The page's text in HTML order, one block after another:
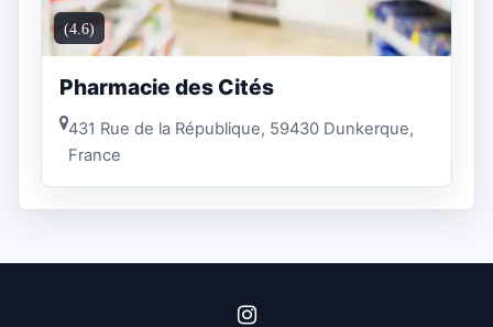
(4.6)
Pharmacie des Cités
431 Rue de la République, 59430 Dunkerque,
France